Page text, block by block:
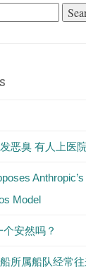
恶臭 有人上医
Model
安然吗？
所属船队经常